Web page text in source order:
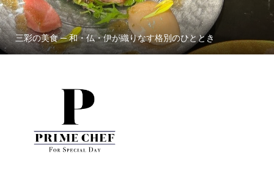
三彩の美食 ─ 和・仏・伊が織りなす格別のひととき